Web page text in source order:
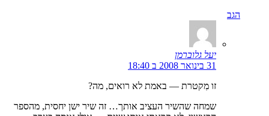
הגב
יעל גלוברמן
31 בינואר 2008 ב 18:40
זו מִקטרת — באמת לא רואים, מה?
שמחה שהשיר העציב אותך… זה שיר ישן יחסית, מהספר